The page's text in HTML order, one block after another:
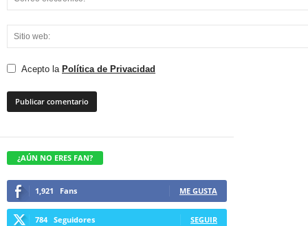
Acepto la Política de Privacidad
¿AÚN NO ERES FAN?
1,921 Fans ME GUSTA
784 Seguidores SEGUIR